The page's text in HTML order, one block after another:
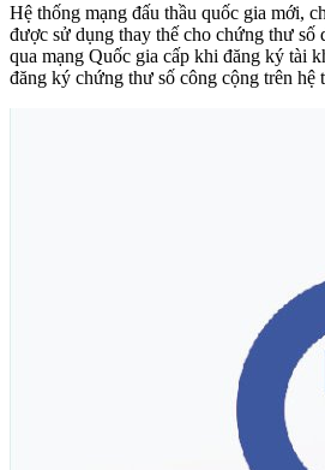
Hệ thống mạng đấu thầu quốc gia mới,
được sử dụng thay thế cho chứng thư số
qua mạng Quốc gia cấp khi đăng ký tài
đăng ký chứng thư số công cộng trên hệ